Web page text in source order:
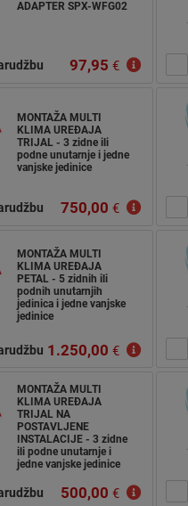
ADAPTER SPX-WFG02
97,95 €
MONTAŽA MULTI
KLIMA UREĐAJA
TRIJAL - 3 zidne ili
podne unutarnje i jedne
vanjske jedinice
750,00 €
MONTAŽA MULTI
KLIMA UREĐAJA
PETAL - 5 zidnih ili
podnih unutarnjih
jedinica i jedne vanjske
jedinice
1.250,00 €
MONTAŽA MULTI
KLIMA UREĐAJA
TRIJAL NA
POSTAVLJENE
INSTALACIJE - 3 zidne
ili podne unutarnje i
jedne vanjske jedinice
500,00 €